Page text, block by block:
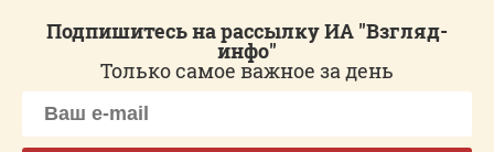
Подпишитесь на рассылку ИА "Взгляд-
инфо"
Только самое важное за день